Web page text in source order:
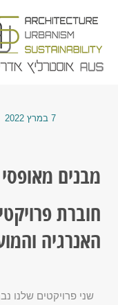
7 במרץ 2022
מבנים
חוברת
האנרגיה
שני פרויקטים שלנו